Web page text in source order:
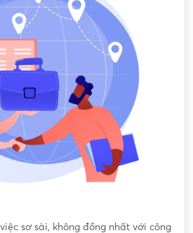
sơ sài, không đồng nhất với công